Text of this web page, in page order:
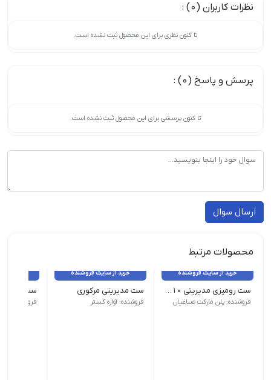
نظرات کاربران (0) :
تا کنون نظری برای این محصول ثبت نشده است.
پرسش و پاسخ (0) :
تا کنون پرسشی برای این محصول ثبت نشده است.
ارسال سوال
محصولات مرتبط
خرید از سایت فروشنده
ست رومیزی مدیریتی 10 پارچه چوبی
جنس بدنه چوب تعداد در بسته 10 پارچه
فروشنده: پلن مارکت صباغیان
خرید از سایت فروشنده
ست مدیریتی مرکوری
فروشنده: آوازه گستر
ست ویونا
فروشنده: